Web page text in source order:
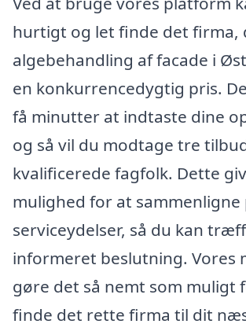
hurtigt og let finde det firma,
algebehandling af facade i
en konkurrencedygtig pris.
få minutter at indtaste dine
og så vil du modtage tre
kvalificerede fagfolk. Dette
mulighed for at sammenligne
serviceydelser, så du kan
informeret beslutning. Vores
gøre det så nemt som muligt
finde det rette firma til dit